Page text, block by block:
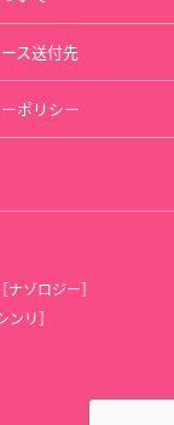
ス送付先
ポリシー
ゾロジー］
リ］